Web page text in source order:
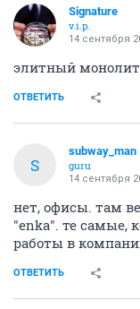
Signature
v.i.p.
14 сентября
элитный
ОТВЕТИТЬ
S
subway_man
guru
14 сентября
нет, офисы. там
"enka". те самые,
работы в
ОТВЕТИТЬ